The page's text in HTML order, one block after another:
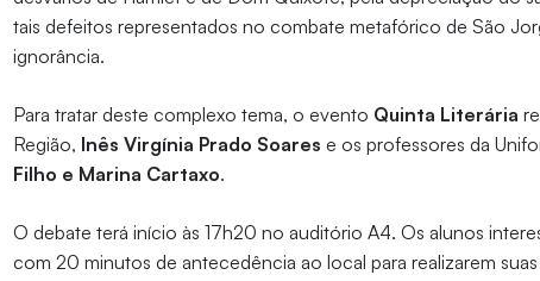
tais defeitos representados no combate metafórico de São
ignorância.
Para tratar deste complexo tema, o evento Quinta Literária
Região, Inês Virgínia Prado Soares e os professores da
Filho e Marina Cartaxo.
O debate terá início às 17h20 no auditório A4. Os alunos
com 20 minutos de antecedência ao local para realizarem